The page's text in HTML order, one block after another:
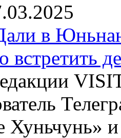
в
встретить
Хуньчунь»